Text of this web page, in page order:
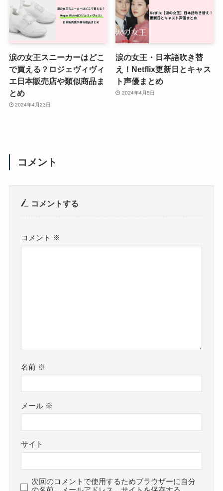
涙の女王スニーカーはどこ
で買える？ロジェヴィヴィ
エ日本販売店や類似商品ま
とめ
2024年4月23日
涙の女王・日本語吹き替
え！Netflix更新日とキャス
ト声優まとめ
2024年4月5日
コメント
コメントする
コメント ※
名前 ※
メール ※
サイト
次回のコメントで使用するためブラウザーに自分